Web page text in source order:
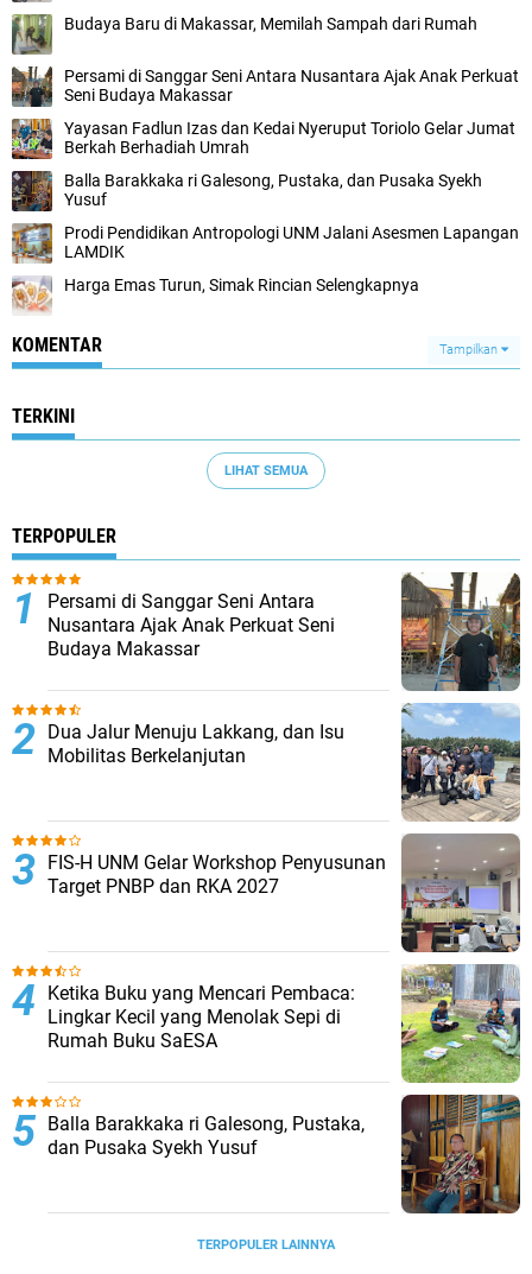
Budaya Baru di Makassar, Memilah Sampah dari Rumah
Persami di Sanggar Seni Antara Nusantara Ajak Anak Perkuat
Seni Budaya Makassar
Yayasan Fadlun Izas dan Kedai Nyeruput Toriolo Gelar Jumat
Berkah Berhadiah Umrah
Balla Barakkaka ri Galesong, Pustaka, dan Pusaka Syekh
Yusuf
Prodi Pendidikan Antropologi UNM Jalani Asesmen Lapangan
LAMDIK
Harga Emas Turun, Simak Rincian Selengkapnya
KOMENTAR Tampilkan
TERKINI
LIHAT SEMUA
TERPOPULER
Persami di Sanggar Seni Antara
Nusantara Ajak Anak Perkuat Seni
Budaya Makassar
Dua Jalur Menuju Lakkang, dan Isu
Mobilitas Berkelanjutan
FIS-H UNM Gelar Workshop Penyusunan
Target PNBP dan RKA 2027
Ketika Buku yang Mencari Pembaca:
Lingkar Kecil yang Menolak Sepi di
Rumah Buku SaESA
Balla Barakkaka ri Galesong, Pustaka,
dan Pusaka Syekh Yusuf
TERPOPULER LAINNYA